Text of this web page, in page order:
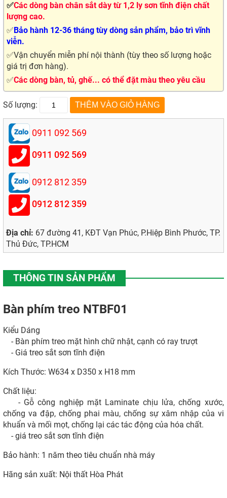
✅Các dòng bàn chân sắt dày từ 1,2 ly sơn tĩnh điện chất
lượng cao.
✅ Bảo hành 12-36 tháng tùy dòng sản phẩm, bảo trì vĩnh
viễn.
✅Vận chuyển miễn phí nội thành (tùy theo số lượng hoặc
giá trị đơn hàng).
✅Các dòng bàn, tủ, ghế... có thể đặt màu theo yêu cầu
Số lượng:
0911 092 569
0911 092 569
0912 812 359
0912 812 359
Địa chỉ: 67 đường 41, KĐT Vạn Phúc, P.Hiệp Bình Phước, TP.
Thủ Đức, TP.HCM
THÔNG TIN SẢN PHẨM
Bàn phím treo NTBF01
Kiểu Dáng
- Bàn phím treo mặt hình chữ nhật, cạnh có ray trượt
- Giá treo sắt sơn tĩnh điện
Kích Thước: W634 x D350 x H18 mm
Chất liệu:
- Gỗ công nghiệp mặt Laminate chịu lửa, chống xước,
chống va đập, chống phai màu, chống sự xâm nhập của vi
khuẩn và mối mọt, chống lại các tác động của hóa chất.
- giá treo sắt sơn tĩnh điện
Bảo hành: 1 năm theo tiêu chuẩn nhà máy
Hãng sản xuất: Nội thất Hòa Phát